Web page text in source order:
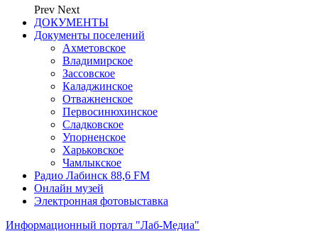
Prev Next
ДОКУМЕНТЫ
Документы поселений
Ахметовское
Владимирское
Зассовское
Каладжинское
Отважненское
Первосинюхинское
Сладковское
Упорненское
Харьковское
Чамлыкское
Радио Лабинск 88,6 FM
Онлайн музей
Электронная фотовыставка
Информационный портал "Лаб-Медиа"